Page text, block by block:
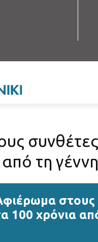
τη
στους
100 χρόνια